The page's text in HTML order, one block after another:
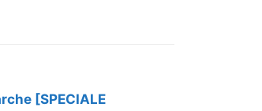
[SPECIALE